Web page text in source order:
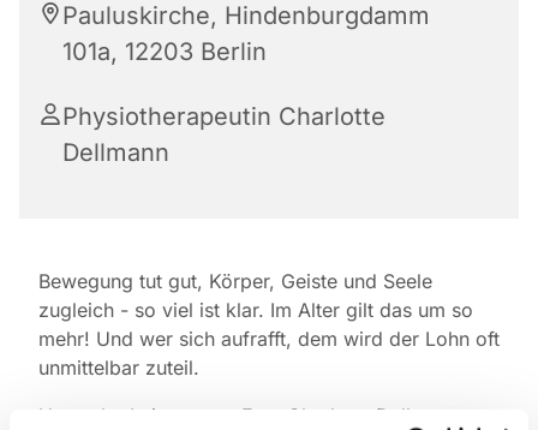
Pauluskirche, Hindenburgdamm
101a, 12203 Berlin
Physiotherapeutin Charlotte
Dellmann
Bewegung tut gut, Körper, Geiste und Seele
zugleich - so viel ist klar. Im Alter gilt das um so
mehr! Und wer sich aufrafft, dem wird der Lohn oft
unmittelbar zuteil.
Unter der Leitung von Frau Charlotte Dellmann,